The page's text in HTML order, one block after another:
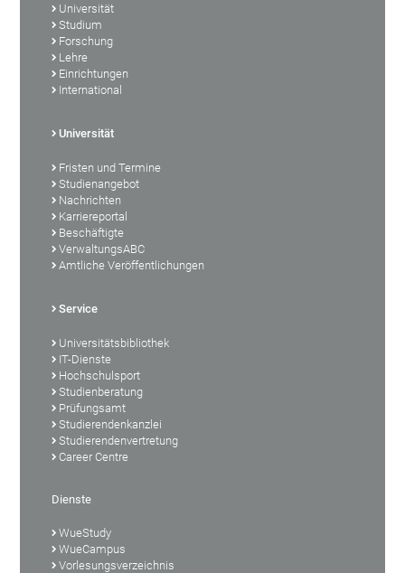
Universität
Studium
Forschung
Lehre
Einrichtungen
International
Universität
Fristen und Termine
Studienangebot
Nachrichten
Karriereportal
Beschäftigte
VerwaltungsABC
Amtliche Veröffentlichungen
Service
Universitätsbibliothek
IT-Dienste
Hochschulsport
Studienberatung
Prüfungsamt
Studierendenkanzlei
Studierendenvertretung
Career Centre
Dienste
WueStudy
WueCampus
Vorlesungsverzeichnis